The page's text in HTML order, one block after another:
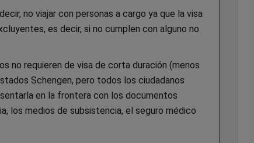
no viajar con personas a cargo ya que la visa
es decir, si no cumplen con alguno no
no requieren de visa de corta duración (menos
Schengen, pero todos los ciudadanos
en la frontera con los documentos
los medios de subsistencia, el seguro médico